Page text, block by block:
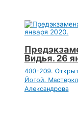
Видья. 26
400-209.
Йогой.
Александрова